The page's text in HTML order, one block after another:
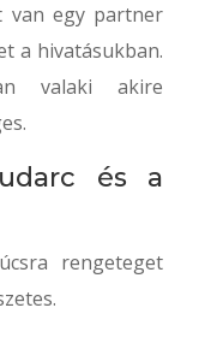
van egy partner
a hivatásukban.
valaki akire
és a
rengeteget